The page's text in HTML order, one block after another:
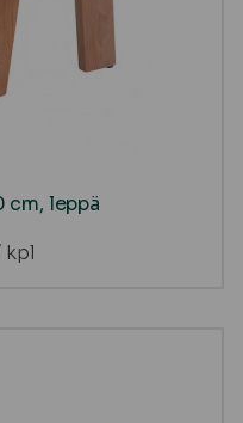
cm, leppä
kpl